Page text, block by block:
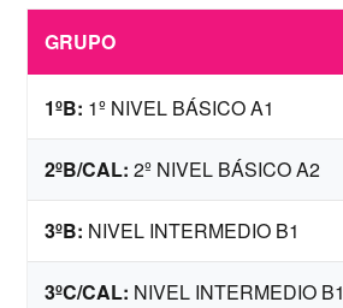
GRUPO
1ºB: 1º NIVEL BÁSICO A1
2ºB/CAL: 2º NIVEL BÁSICO A2
3ºB: NIVEL INTERMEDIO B1
3ºC/CAL: NIVEL INTERMEDIO B1